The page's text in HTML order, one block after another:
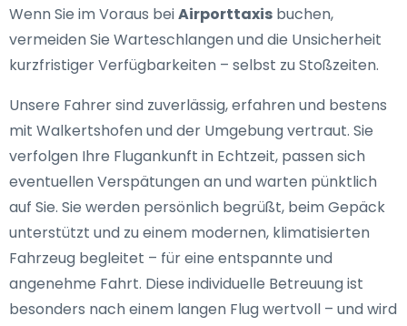
Wenn Sie im Voraus beiAirporttaxis buchen,
vermeiden Sie Warteschlangen und die Unsicherheit
kurzfristiger Verfügbarkeiten – selbst zu Stoßzeiten.
Unsere Fahrer sind zuverlässig, erfahren und bestens
mit Walkertshofen und der Umgebung vertraut. Sie
verfolgen Ihre Flugankunft in Echtzeit, passen sich
eventuellen Verspätungen an und warten pünktlich
auf Sie. Sie werden persönlich begrüßt, beim Gepäck
unterstützt und zu einem modernen, klimatisierten
Fahrzeug begleitet – für eine entspannte und
angenehme Fahrt. Diese individuelle Betreuung ist
besonders nach einem langen Flug wertvoll – und wird